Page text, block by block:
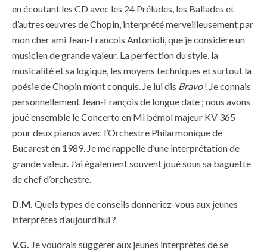
en écoutant les CD avec les 24 Préludes, les Ballades et
d’autres œuvres de Chopin, interprété merveilleusement par
mon cher ami Jean-Francois Antonioli, que je considère un
musicien de grande valeur. La perfection du style, la
musicalité et sa logique, les moyens techniques et surtout la
poésie de Chopin m’ont conquis. Je lui dis Bravo! Je connais
personnellement Jean-François de longue date ; nous avons
joué ensemble le Concerto en Mi bémol majeur KV 365
pour deux pianos avec l’Orchestre Philarmonique de
Bucarest en 1989. Je me rappelle d’une interprétation de
grande valeur. J’ai également souvent joué sous sa baguette
de chef d’orchestre.
D.M. Quels types de conseils donneriez-vous aux jeunes
interprètes d’aujourd’hui ?
V.G. Je voudrais suggérer aux jeunes interprètes de se